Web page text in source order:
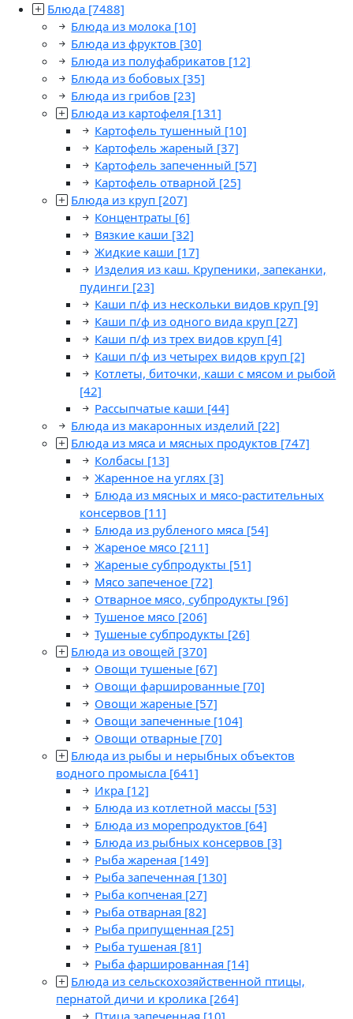
Блюда [7488]
Блюда из молока [10]
Блюда из фруктов [30]
Блюда из полуфабрикатов [12]
Блюда из бобовых [35]
Блюда из грибов [23]
Блюда из картофеля [131]
Картофель тушенный [10]
Картофель жареный [37]
Картофель запеченный [57]
Картофель отварной [25]
Блюда из круп [207]
Концентраты [6]
Вязкие каши [32]
Жидкие каши [17]
Изделия из каш. Крупеники, запеканки,
пудинги [23]
Каши п/ф из нескольки видов круп [9]
Каши п/ф из одного вида круп [27]
Каши п/ф из трех видов круп [4]
Каши п/ф из четырех видов круп [2]
Котлеты, биточки, каши с мясом и рыбой
[42]
Рассыпчатые каши [44]
Блюда из макаронных изделий [22]
Блюда из мяса и мясных продуктов [747]
Колбасы [13]
Жаренное на углях [3]
Блюда из мясных и мясо-растительных
консервов [11]
Блюда из рубленого мяса [54]
Жареное мясо [211]
Жареные субпродукты [51]
Мясо запеченое [72]
Отварное мясо, субпродукты [96]
Тушеное мясо [206]
Тушеные субпродукты [26]
Блюда из овощей [370]
Овощи тушеные [67]
Овощи фаршированные [70]
Овощи жареные [57]
Овощи запеченные [104]
Овощи отварные [70]
Блюда из рыбы и нерыбных объектов
водного промысла [641]
Икра [12]
Блюда из котлетной массы [53]
Блюда из морепродуктов [64]
Блюда из рыбных консервов [3]
Рыба жареная [149]
Рыба запеченная [130]
Рыба копченая [27]
Рыба отварная [82]
Рыба припущенная [25]
Рыба тушеная [81]
Рыба фаршированная [14]
Блюда из сельскохозяйственной птицы,
пернатой дичи и кролика [264]